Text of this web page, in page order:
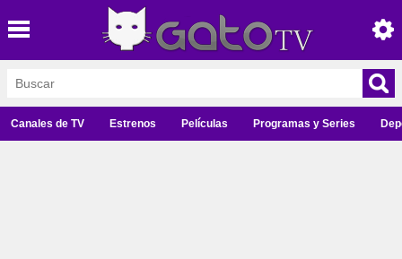
Canales de TV Estrenos Películas Programas y Series